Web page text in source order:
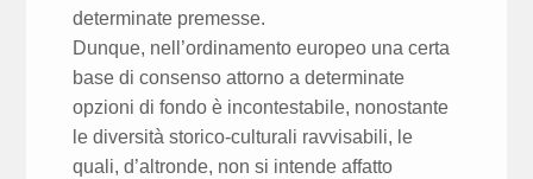
determinate premesse.
Dunque, nell’ordinamento europeo una certa
base di consenso attorno a determinate
opzioni di fondo è incontestabile, nonostante
le diversità storico-culturali ravvisabili, le
quali, d’altronde, non si intende affatto